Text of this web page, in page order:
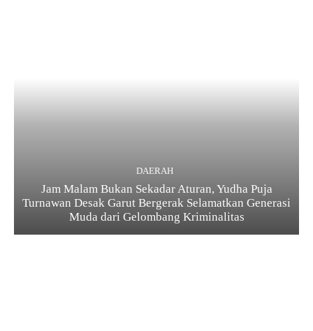
DAERAH
Jam Malam Bukan Sekadar Aturan, Yudha Puja
Turnawan Desak Garut Bergerak Selamatkan Generasi
Muda dari Gelombang Kriminalitas